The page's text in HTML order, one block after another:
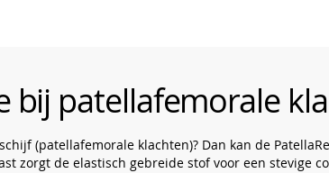
bij patellafemorale
(patellafemorale klachten)? Dan kan de
zorgt de elastisch gebreide stof voor een stevige